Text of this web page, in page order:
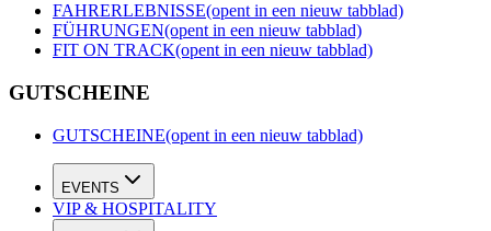
FAHRERLEBNISSE(opent in een nieuw tabblad)
FÜHRUNGEN(opent in een nieuw tabblad)
FIT ON TRACK(opent in een nieuw tabblad)
GUTSCHEINE
GUTSCHEINE(opent in een nieuw tabblad)
EVENTS
VIP & HOSPITALITY